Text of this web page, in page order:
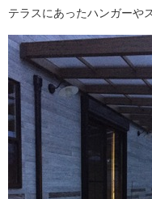
テラスにあったハンガーや